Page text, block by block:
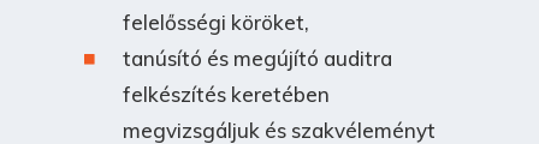
felelősségi köröket,
tanúsító és megújító auditra
felkészítés keretében
megvizsgáljuk és szakvéleményt